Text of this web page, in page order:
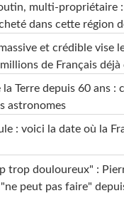
multi-propriétaire
dans cette région
et crédible vise
de Français déjà
la Terre depuis 60 ans :
astronomes
: voici la date où la
trop douloureux" :
peut pas faire"